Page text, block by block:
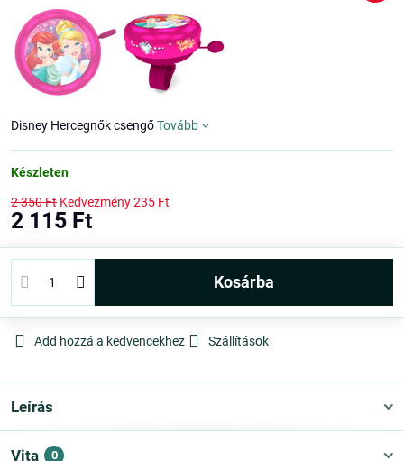
Disney Hercegnők csengőTovább
Készleten
2 350 Ft Kedvezmény235 Ft
2 115 Ft
kosárba
Add hozzá a kedvencekhez Szállítások
Leírás
Vita 0